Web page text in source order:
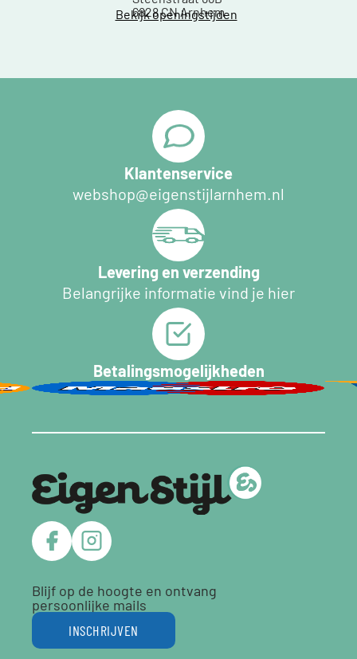
6828 CN Arnhem
Bekijk openingstijden
Klantenservice
webshop@eigenstijlarnhem.nl
Levering en verzending
Belangrijke informatie vind je hier
Betalingsmogelijkheden
Blijf op de hoogte en ontvang
persoonlijke mails
INSCHRIJVEN